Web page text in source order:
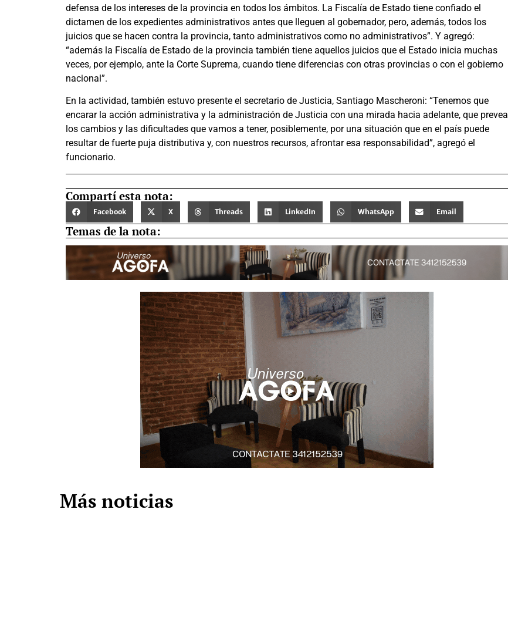
defensa de los intereses de la provincia en todos los ámbitos. La Fiscalía de Estado tiene confiado el
dictamen de los expedientes administrativos antes que lleguen al gobernador, pero, además, todos los
juicios que se hacen contra la provincia, tanto administrativos como no administrativos”. Y agregó:
“además la Fiscalía de Estado de la provincia también tiene aquellos juicios que el Estado inicia muchas
veces, por ejemplo, ante la Corte Suprema, cuando tiene diferencias con otras provincias o con el gobierno
nacional”.
En la actividad, también estuvo presente el secretario de Justicia, Santiago Mascheroni: “Tenemos que
encarar la acción administrativa y la administración de Justicia con una mirada hacia adelante, que prevea
los cambios y las dificultades que vamos a tener, posiblemente, por una situación que en el país puede
resultar de fuerte puja distributiva y, con nuestros recursos, afrontar esa responsabilidad”, agregó el
funcionario.
Compartí esta nota:
Facebook X Threads LinkedIn WhatsApp Email
Temas de la nota:
Más noticias